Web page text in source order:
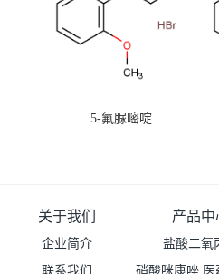
5-氟脲嘧啶
关于我们
企业简介
联系我们
产品中
盐酸二氧
硝酸咪康唑 医